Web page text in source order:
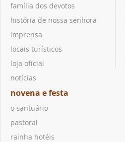
família dos devotos
história de nossa senhora
imprensa
locais turísticos
loja oficial
notícias
novena e festa
o santuário
pastoral
rainha hotéis